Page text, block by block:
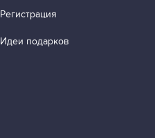
Регистрация
Идеи подарков